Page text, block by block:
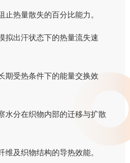
止热量散失的百分比能力。
拟出汗状态下的热量流失速
期受热条件下的能量交换效
水分在织物内部的迁移与扩散
维及织物结构的导热效能。